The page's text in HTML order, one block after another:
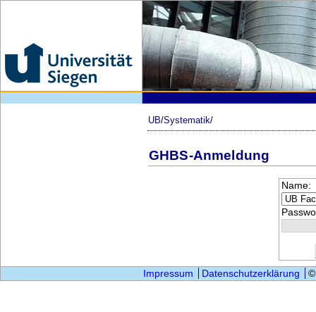
UB/Systematik/
GHBS-Anmeldung
Name:
Impressum Datenschutzerklärung ©